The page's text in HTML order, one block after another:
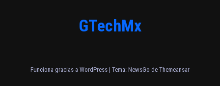
GTechMx
Funciona gracias a WordPress | Tema: NewsGo de Themeansar